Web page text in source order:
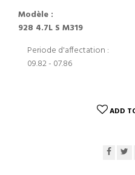
Modèle :
928 4.7L S M319
Periode d'affectation :
09.82 - 07.86
ADD